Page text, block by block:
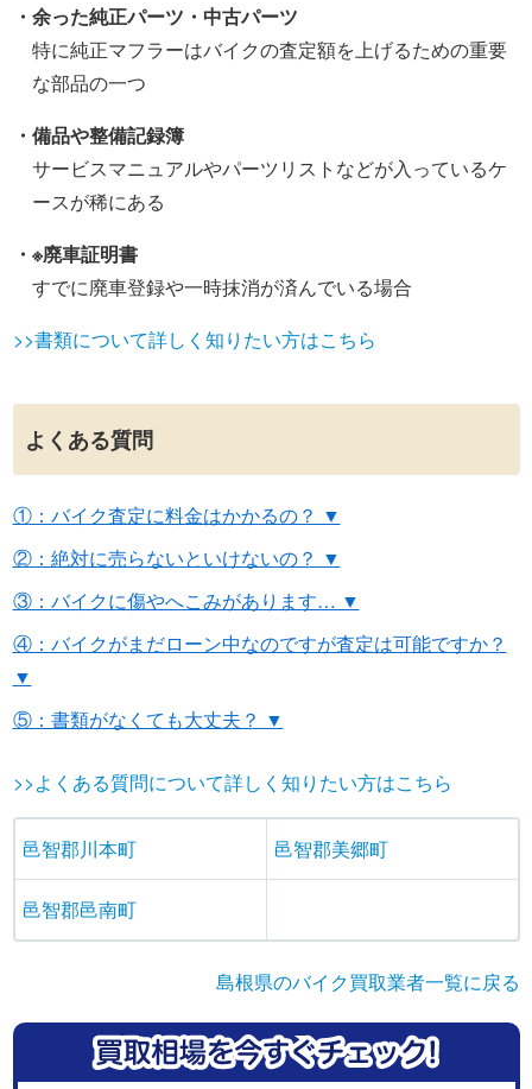
・余った純正パーツ・中古パーツ
特に純正マフラーはバイクの査定額を上げるための重要
な部品の一つ
・備品や整備記録簿
サービスマニュアルやパーツリストなどが入っているケ
ースが稀にある
・※廃車証明書
すでに廃車登録や一時抹消が済んでいる場合
>>書類について詳しく知りたい方はこちら
よくある質問
①：バイク査定に料金はかかるの？ ▼
②：絶対に売らないといけないの？ ▼
③：バイクに傷やへこみがあります… ▼
④：バイクがまだローン中なのですが査定は可能ですか？
▼
⑤：書類がなくても大丈夫？ ▼
>>よくある質問について詳しく知りたい方はこちら
邑智郡川本町 邑智郡美郷町
邑智郡邑南町
島根県のバイク買取業者一覧に戻る